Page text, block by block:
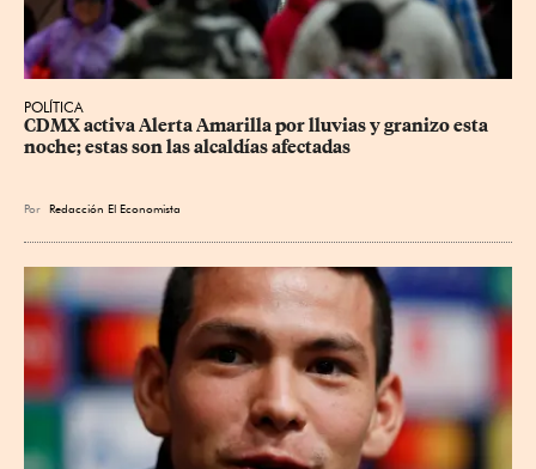
POLÍTICA
CDMX activa Alerta Amarilla por lluvias y granizo esta
noche; estas son las alcaldías afectadas
Por Redacción El Economista